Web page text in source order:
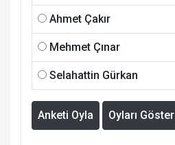
Ahmet Çakır
Mehmet Çınar
Selahattin Gürkan
Anketi Oyla Oyları Göster